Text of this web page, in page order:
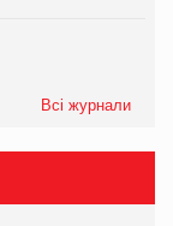
Всі журнали